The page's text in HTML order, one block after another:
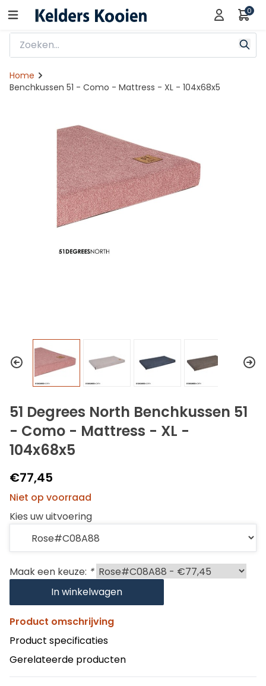
0
Home
Benchkussen 51 - Como - Mattress - XL - 104x68x5
51 Degrees North Benchkussen 51
- Como - Mattress - XL -
104x68x5
€77,45
Niet op voorraad
Kies uw uitvoering
Maak een keuze: *
In winkelwagen
Product omschrijving
Product specificaties
Gerelateerde producten